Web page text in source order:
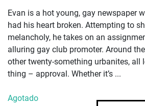
Evan is a hot young, gay newspaper
had his heart broken. Attempting to
melancholy, he takes on an
alluring gay club promoter. Around
other twenty-something urbanites, all
thing – approval. Whether it’s ...
Agotado